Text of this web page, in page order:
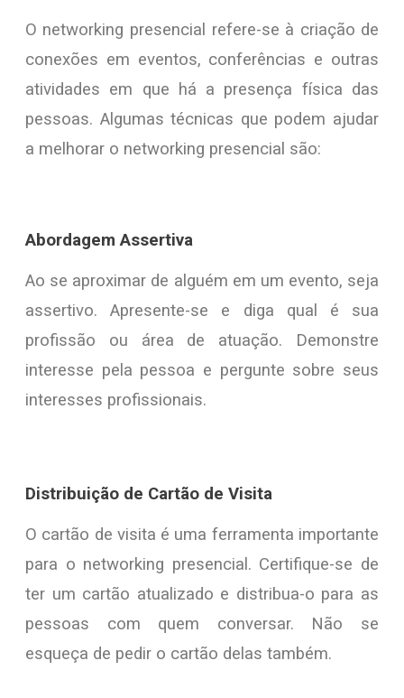
O networking presencial refere-se à criação de
conexões em eventos, conferências e outras
atividades em que há a presença física das
pessoas. Algumas técnicas que podem ajudar
a melhorar o networking presencial são:
Abordagem Assertiva
Ao se aproximar de alguém em um evento, seja
assertivo. Apresente-se e diga qual é sua
profissão ou área de atuação. Demonstre
interesse pela pessoa e pergunte sobre seus
interesses profissionais.
Distribuição de Cartão de Visita
O cartão de visita é uma ferramenta importante
para o networking presencial. Certifique-se de
ter um cartão atualizado e distribua-o para as
pessoas com quem conversar. Não se
esqueça de pedir o cartão delas também.